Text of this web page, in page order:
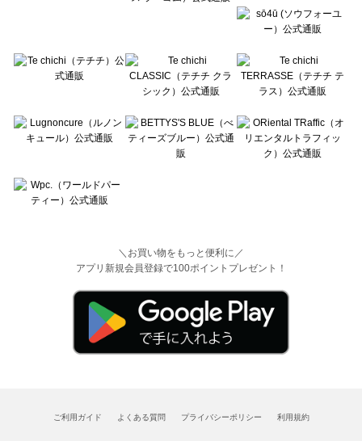
＼お買い物をもっと便利に／
アプリ新規会員登録で100ポイントプレゼント！
ご利用ガイド よくある質問 プライバシーポリシー 利用規約